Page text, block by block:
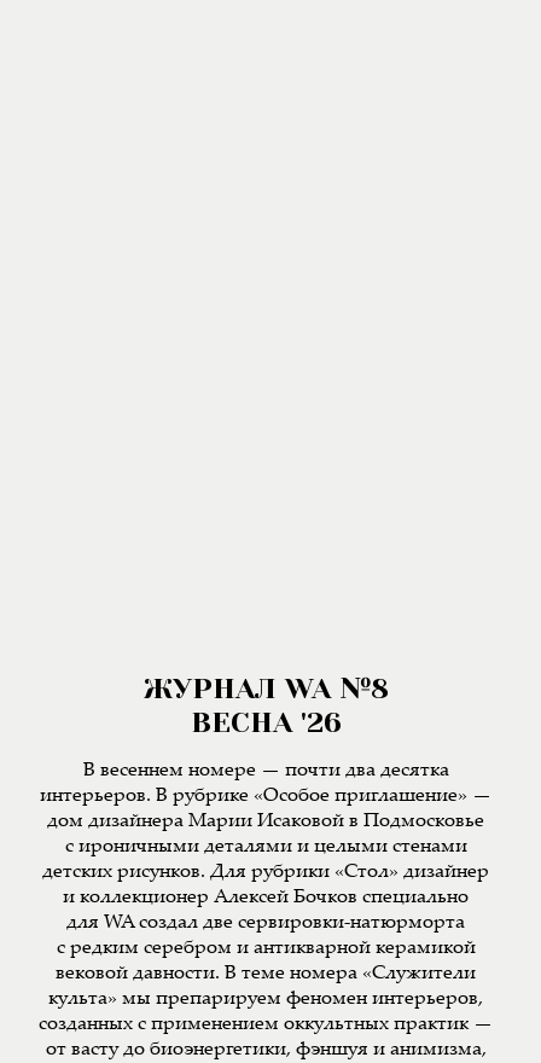
ЖУРНАЛ WA №8
ВЕСНА '26
В весеннем номере — почти два десятка
интерьеров. В рубрике «Особое приглашение» —
дом дизайнера Марии Исаковой в Подмосковье
с ироничными деталями и целыми стенами
детских рисунков. Для рубрики «Стол» дизайнер
и коллекционер Алексей Бочков специально
для WA создал две сервировки-натюрморта
с редким серебром и антикварной керамикой
вековой давности. В теме номера «Служители
культа» мы препарируем феномен интерьеров,
созданных с применением оккультных практик —
от васту до биоэнергетики, фэншуя и анимизма,